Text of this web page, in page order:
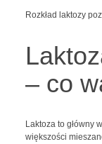
Rozkład laktozy
– co
Laktoza to główny
większości